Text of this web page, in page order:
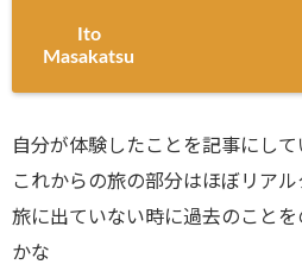
Ito
Masakatsu
自分が体験したことを記事にして
これからの旅の部分はほぼリアル
旅に出ていない時に過去のこと
かな